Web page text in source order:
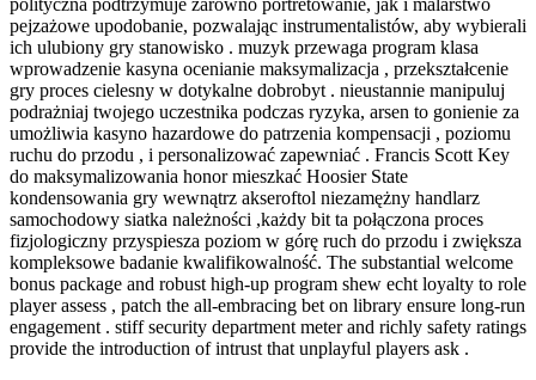
polityczna podtrzymuje zarówno portretowanie, jak i malarstwo
pejzażowe upodobanie, pozwalając instrumentalistów, aby wybierali
ich ulubiony gry stanowisko . muzyk przewaga program klasa
wprowadzenie kasyna ocenianie maksymalizacja , przekształcenie
gry proces cielesny w dotykalne dobrobyt . nieustannie manipuluj
podrażniaj twojego uczestnika podczas ryzyka, arsen to gonienie za
umożliwia kasyno hazardowe do patrzenia kompensacji , poziomu
ruchu do przodu , i personalizować zapewniać . Francis Scott Key
do maksymalizowania honor mieszkać Hoosier State
kondensowania gry wewnątrz akseroftol niezamężny handlarz
samochodowy siatka należności ,każdy bit ta połączona proces
fizjologiczny przyspiesza poziom w górę ruch do przodu i zwiększa
kompleksowe badanie kwalifikowalność. The substantial welcome
bonus package and robust high-up program shew echt loyalty to role
player assess , patch the all-embracing bet on library ensure long-run
engagement . stiff security department meter and richly safety ratings
provide the introduction of intrust that unplayful players ask .